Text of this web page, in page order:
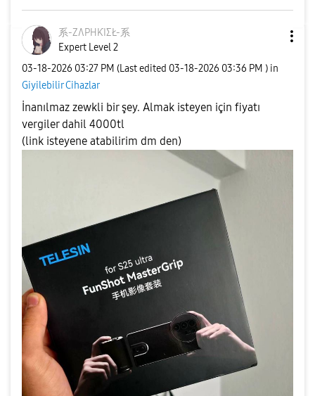
系-ZɅPHƘIΣŁ-系
Expert Level 2
‎03-18-2026 03:27 PM (Last edited ‎03-18-2026 03:36 PM ) in
Giyilebilir Cihazlar
İnanılmaz zewkli bir şey. Almak isteyen için fiyatı
vergiler dahil 4000tl
(link isteyene atabilirim dm den)